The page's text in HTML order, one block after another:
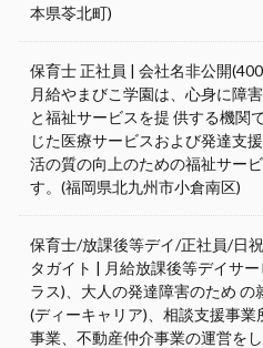
本県苓北町)
保育士 正社員 | 会社名非公開
月給やまびこ学園は、心身に障
と福祉サービスを提 供する機関
じた医療サービスおよび発達支
活の質の向上のための福祉サー
す。(福岡県北九州市小倉南区)
保育士/放課後等デイ/正社員/日
タガイト | 月給放課後等デイサ
ラス)、大人の発達障害のため の
(ディーキャリア)、相談支援事業
事業、不動産仲介事業の運営を